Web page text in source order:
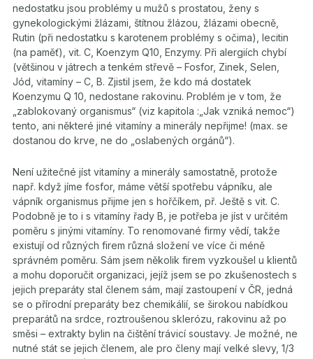
nedostatku jsou problémy u mužů s prostatou, ženy s
gynekologickými žlázami, štítnou žlázou, žlázami obecně,
Rutin (při nedostatku s karotenem problémy s očima), lecitin
(na paměť), vit. C, Koenzym Q10, Enzymy. Při alergiích chybí
(většinou v játrech a tenkém střevě – Fosfor, Zinek, Selen,
Jód, vitamíny – C, B. Zjistil jsem, že kdo má dostatek
Koenzymu Q 10, nedostane rakovinu. Problém je v tom, že
„zablokovaný organismus“ (viz kapitola :„Jak vzniká nemoc“)
tento, ani některé jiné vitamíny a minerály nepřijme! (max. se
dostanou do krve, ne do „oslabených orgánů“).
Není užitečné jíst vitamíny a minerály samostatně, protože
např. když jíme fosfor, máme větší spotřebu vápníku, ale
vápník organismus přijme jen s hořčíkem, př. Ještě s vit. C.
Podobně je to i s vitamíny řady B, je potřeba je jíst v určitém
poměru s jinými vitamíny. To renomované firmy vědí, takže
existují od různých firem různá složení ve více či méně
správném poměru. Sám jsem několik firem vyzkoušel u klientů
a mohu doporučit organizaci, jejíž jsem se po zkušenostech s
jejich preparáty stal členem sám, mají zastoupení v ČR, jedná
se o přírodní preparáty bez chemikálií, se širokou nabídkou
preparátů na srdce, roztroušenou sklerózu, rakovinu až po
směsi – extrakty bylin na čištění trávicí soustavy. Je možné, ne
nutné stát se jejich členem, ale pro členy mají velké slevy, 1/3